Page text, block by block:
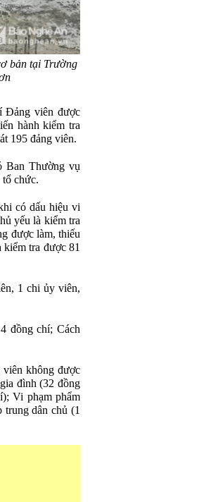
bản tại Trường
Đảng viên được
hành kiểm tra
195 đảng viên.
Ban Thường vụ
tổ chức.
có dấu hiệu vi
yếu là kiểm tra
được làm, thiếu
kiểm tra được 81
1 chi ủy viên,
đồng chí; Cách
không được
đình (32 đồng
Vi phạm phẩm
trung dân chủ (1